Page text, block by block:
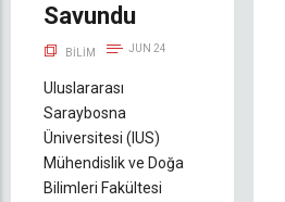
Savundu
BILIM JUN 24
Uluslararası
Saraybosna
Üniversitesi (IUS)
Mühendislik ve Doğa
Bilimleri Fakültesi